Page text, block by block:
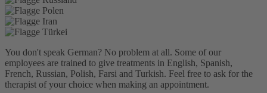
You don't speak German? No problem at all. Some of our
employees are trained to give treatments in English, Spanish,
French, Russian, Polish, Farsi and Turkish. Feel free to ask for the
therapist of your choice when making an appointment.